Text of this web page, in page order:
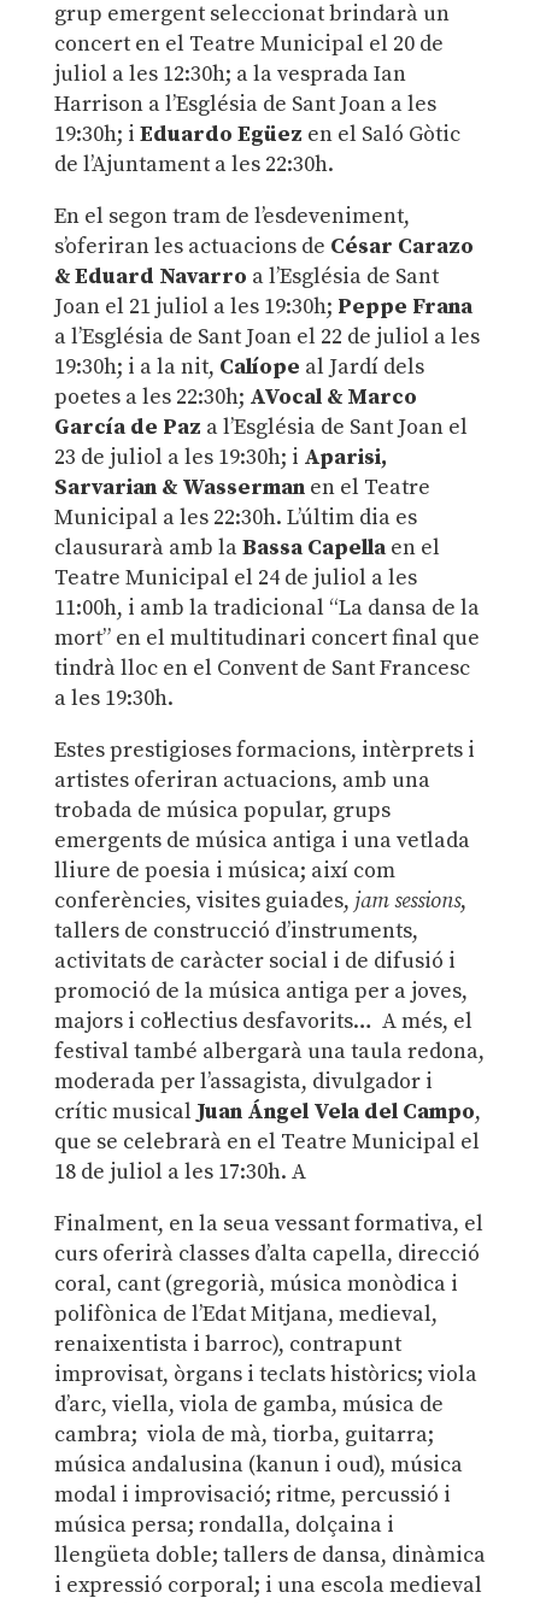
grup emergent seleccionat brindarà un
concert en el Teatre Municipal el 20 de
juliol a les 12:30h; a la vesprada Ian
Harrison a l’Església de Sant Joan a les
19:30h; i Eduardo Egüez en el Saló Gòtic
de l’Ajuntament a les 22:30h.
En el segon tram de l’esdeveniment,
s’oferiran les actuacions de César Carazo
& Eduard Navarro a l’Església de Sant
Joan el 21 juliol a les 19:30h; Peppe Frana
a l’Església de Sant Joan el 22 de juliol a les
19:30h; i a la nit, Calíope al Jardí dels
poetes a les 22:30h; AVocal & Marco
García de Paz a l’Església de Sant Joan el
23 de juliol a les 19:30h; i Aparisi,
Sarvarian & Wassermanen el Teatre
Municipal a les 22:30h. L’últim dia es
clausurarà amb laBassa Capellaen el
Teatre Municipal el 24 de juliol a les
11:00h, i amb la tradicional “La dansa de la
mort” en el multitudinari concert final que
tindrà lloc en el Convent de Sant Francesc
a les 19:30h.
Estes prestigioses formacions, intèrprets i
artistes oferiran actuacions, amb una
trobada de música popular, grups
emergents de música antiga i una vetlada
lliure de poesia i música; així com
conferències, visites guiades, jam sessions,
tallers de construcció d’instruments,
activitats de caràcter social i de difusió i
promoció de la música antiga per a joves,
majors i col·lectius desfavorits… A més, el
festival també albergarà una taula redona,
moderada per l’assagista, divulgador i
crític musical Juan Ángel Vela del Campo,
que se celebrarà en el Teatre Municipal el
18 de juliol a les 17:30h. A
Finalment, en la seua vessant formativa, el
curs oferirà classes d’alta capella, direcció
coral, cant (gregorià, música monòdica i
polifònica de l’Edat Mitjana, medieval,
renaixentista i barroc), contrapunt
improvisat, òrgans i teclats històrics; viola
d’arc, viella, viola de gamba, música de
cambra; viola de mà, tiorba, guitarra;
música andalusina (kanun i oud), música
modal i improvisació; ritme, percussió i
música persa; rondalla, dolçaina i
llengüeta doble; tallers de dansa, dinàmica
i expressió corporal; i una escola medieval